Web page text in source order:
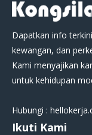
Dapatkan info
kewangan, dan
Kami menyajikan
untuk kehidupan
Hubungi :
Ikuti Kami